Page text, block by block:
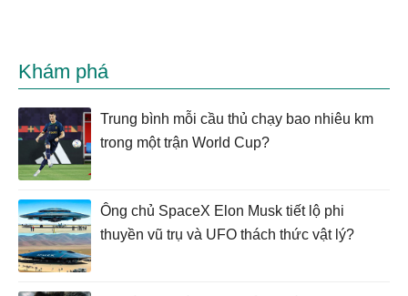
Khám phá
Trung bình mỗi cầu thủ chạy bao nhiêu km
trong một trận World Cup?
Ông chủ SpaceX Elon Musk tiết lộ phi
thuyền vũ trụ và UFO thách thức vật lý?